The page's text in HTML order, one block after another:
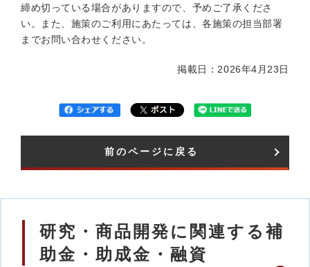
締め切っている場合がありますので、予めご了承くださ
い。また、施策のご利用にあたっては、各施策の担当部署
までお問い合わせください。
掲載日：2026年4月23日
前のページに戻る
研究・商品開発に関連する補
助金・助成金・融資